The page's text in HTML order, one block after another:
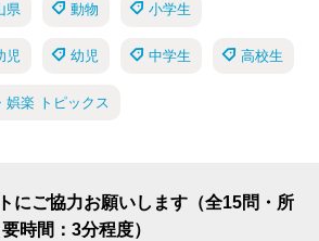
県 動物 小学生
児 幼児 中学生 高校生
娯楽 トピックス
にご協力お願いします（全15問・所
要時間：3分程度）